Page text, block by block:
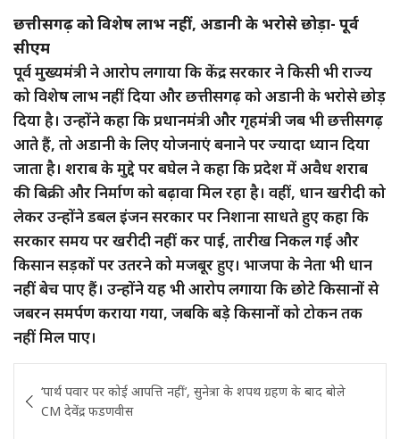
छत्तीसगढ़ को विशेष लाभ नहीं, अडानी के भरोसे छोड़ा- पूर्व
सीएम
पूर्व मुख्यमंत्री ने आरोप लगाया कि केंद्र सरकार ने किसी भी राज्य
को विशेष लाभ नहीं दिया और छत्तीसगढ़ को अडानी के भरोसे छोड़
दिया है। उन्होंने कहा कि प्रधानमंत्री और गृहमंत्री जब भी छत्तीसगढ़
आते हैं, तो अडानी के लिए योजनाएं बनाने पर ज्यादा ध्यान दिया
जाता है। शराब के मुद्दे पर बघेल ने कहा कि प्रदेश में अवैध शराब
की बिक्री और निर्माण को बढ़ावा मिल रहा है। वहीं, धान खरीदी को
लेकर उन्होंने डबल इंजन सरकार पर निशाना साधते हुए कहा कि
सरकार समय पर खरीदी नहीं कर पाई, तारीख निकल गई और
किसान सड़कों पर उतरने को मजबूर हुए। भाजपा के नेता भी धान
नहीं बेच पाए हैं। उन्होंने यह भी आरोप लगाया कि छोटे किसानों से
जबरन समर्पण कराया गया, जबकि बड़े किसानों को टोकन तक
नहीं मिल पाए।
navigation
‘पार्थ पवार पर कोई आपत्ति नहीं’, सुनेत्रा के शपथ ग्रहण के बाद बोले
CM देवेंद्र फडणवीस